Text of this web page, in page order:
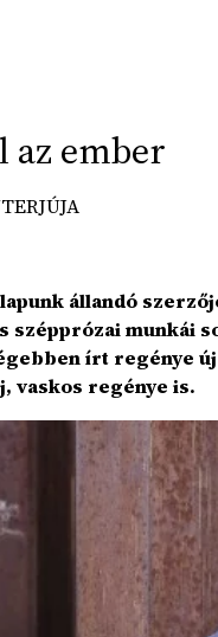
az ember
állandó
szépprózai munkái
írt regénye
vaskos regénye is.